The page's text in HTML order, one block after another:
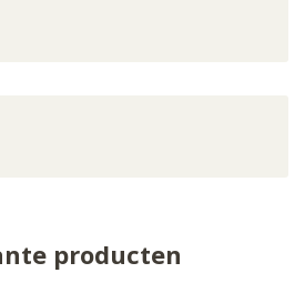
producten